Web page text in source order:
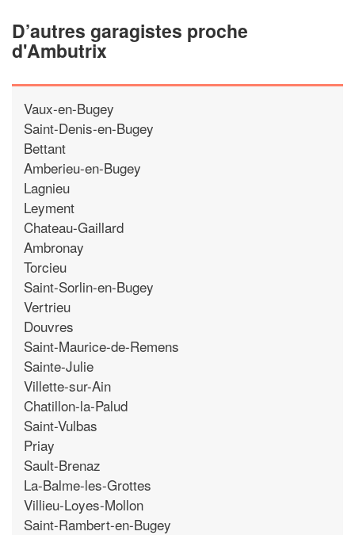
D’autres garagistes proche
d'Ambutrix
Vaux-en-Bugey
Saint-Denis-en-Bugey
Bettant
Amberieu-en-Bugey
Lagnieu
Leyment
Chateau-Gaillard
Ambronay
Torcieu
Saint-Sorlin-en-Bugey
Vertrieu
Douvres
Saint-Maurice-de-Remens
Sainte-Julie
Villette-sur-Ain
Chatillon-la-Palud
Saint-Vulbas
Priay
Sault-Brenaz
La-Balme-les-Grottes
Villieu-Loyes-Mollon
Saint-Rambert-en-Bugey